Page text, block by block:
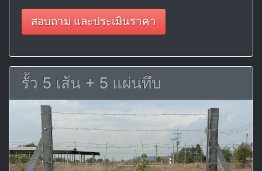
สอบถาม และประเมินราคา
รั้ว 5 เส้น + 5 แผ่นทึบ